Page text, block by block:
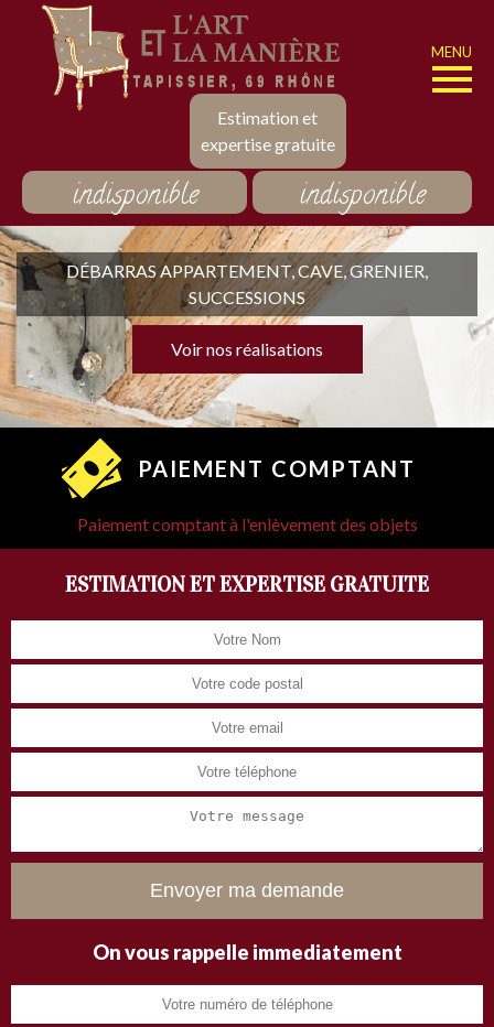
Estimation et
expertise gratuite
MENU
indisponible indisponible
DÉBARRAS APPARTEMENT, CAVE, GRENIER,
SUCCESSIONS
Voir nos réalisations
PAIEMENT COMPTANT
Paiement comptant à l'enlèvement des objets
ESTIMATION ET EXPERTISE GRATUITE
On vous rappelle immediatement